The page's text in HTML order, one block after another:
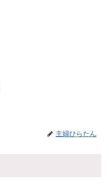
主婦ひらたん